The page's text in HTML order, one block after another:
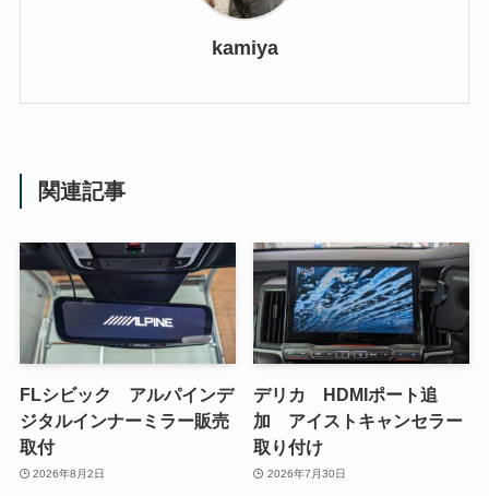
kamiya
関連記事
FLシビック アルパインデ
ジタルインナーミラー販売
取付
2026年8月2日
デリカ HDMIポート追
加 アイストキャンセラー
取り付け
2026年7月30日